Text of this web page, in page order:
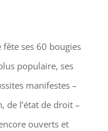
fête ses 60 bougies
populaire, ses
manifestes –
de l’état de droit –
ouverts et